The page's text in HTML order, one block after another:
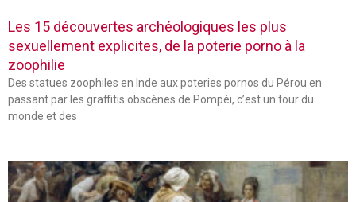
Les 15 découvertes archéologiques les plus
sexuellement explicites, de la poterie porno à la
zoophilie
Des statues zoophiles en Inde aux poteries pornos du Pérou en
passant par les graffitis obscènes de Pompéi, c’est un tour du
monde et des